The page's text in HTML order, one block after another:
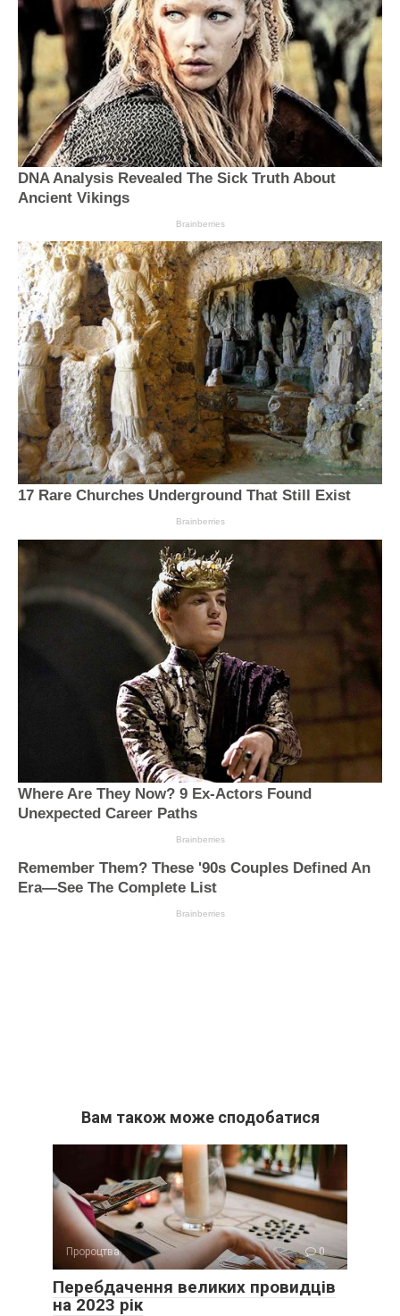
Вам також може сподобатися
Пророцтва 0
Перебдачення великих провидців
на 2023 рік